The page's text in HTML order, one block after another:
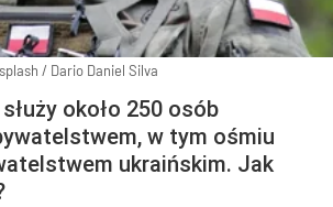
/ Dario Daniel Silva
około 250 osób
w tym ośmiu
ukraińskim. Jak